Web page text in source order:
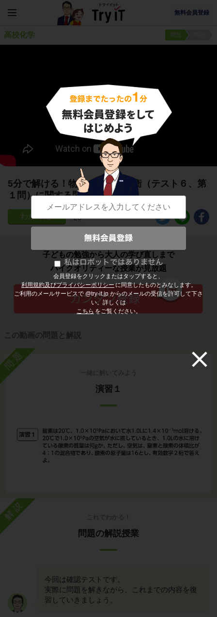
無料会員登録
会員登録をクリックまたはタップすると、
利用規約及びプライバシーポリシーに同意したものとみなします。
ご利用のメールサービスで @try-it.jp からのメールの受信を許可して下さ
い。詳しくは
こちら をご覧ください。
高校化学 問題
5分で解ける！物質の状態と平衡（テスト６、第
１問）に関する問題
25
子どもの勉強から大人の学び直しまで
ハイクオリティーな授業が見放題
この動画の問題と解説
問題
一緒に解いてみよう
演習１
解説 これでわかる！
問題の解説授業
今回は確認テストです。
実際に問題を解きながら、これまでの内容を復
習していきましょう。